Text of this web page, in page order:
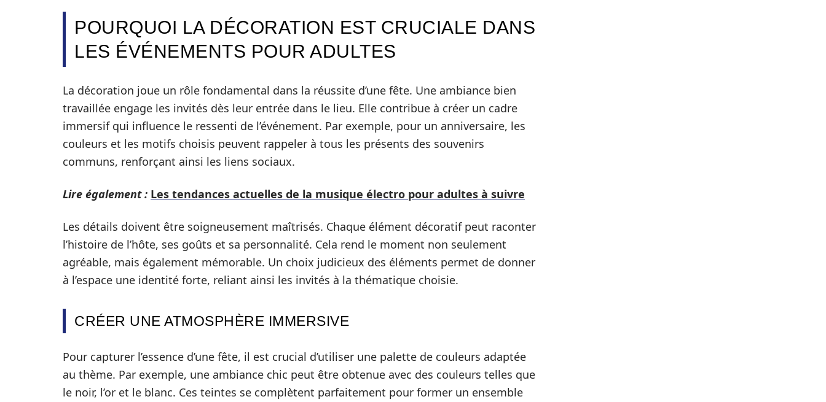
POURQUOI LA DÉCORATION EST CRUCIALE DANS
LES ÉVÉNEMENTS POUR ADULTES
La décoration joue un rôle fondamental dans la réussite d’une fête. Une ambiance bien
travaillée engage les invités dès leur entrée dans le lieu. Elle contribue à créer un cadre
immersif qui influence le ressenti de l’événement. Par exemple, pour un anniversaire, les
couleurs et les motifs choisis peuvent rappeler à tous les présents des souvenirs
communs, renforçant ainsi les liens sociaux.
Lire également : Les tendances actuelles de la musique électro pour adultes à suivre
Les détails doivent être soigneusement maîtrisés. Chaque élément décoratif peut raconter
l’histoire de l’hôte, ses goûts et sa personnalité. Cela rend le moment non seulement
agréable, mais également mémorable. Un choix judicieux des éléments permet de donner
à l’espace une identité forte, reliant ainsi les invités à la thématique choisie.
CRÉER UNE ATMOSPHÈRE IMMERSIVE
Pour capturer l’essence d’une fête, il est crucial d’utiliser une palette de couleurs adaptée
au thème. Par exemple, une ambiance chic peut être obtenue avec des couleurs telles que
le noir, l’or et le blanc. Ces teintes se complètent parfaitement pour former un ensemble